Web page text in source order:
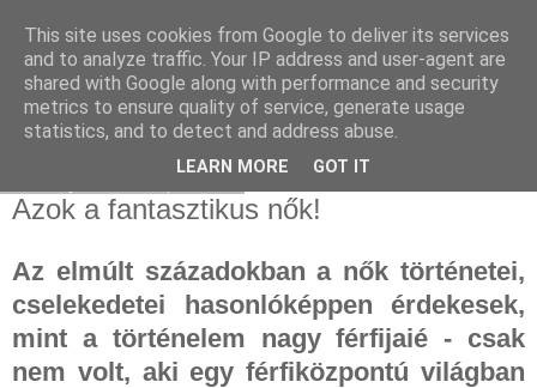
Azok a fantasztikus nők!
Az elmúlt századokban a nők történetei,
cselekedetei hasonlóképpen érdekesek,
mint a történelem nagy férfijaié - csak
nem volt, aki egy férfiközpontú világban
This site uses cookies from Google to deliver its services
and to analyze traffic. Your IP address and user-agent are
shared with Google along with performance and security
metrics to ensure quality of service, generate usage
statistics, and to detect and address abuse.
LEARN MORE GOT IT